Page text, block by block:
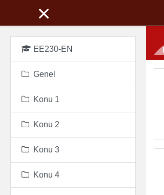
EE230-EN
Genel
Konu 1
Konu 2
Konu 3
Konu 4